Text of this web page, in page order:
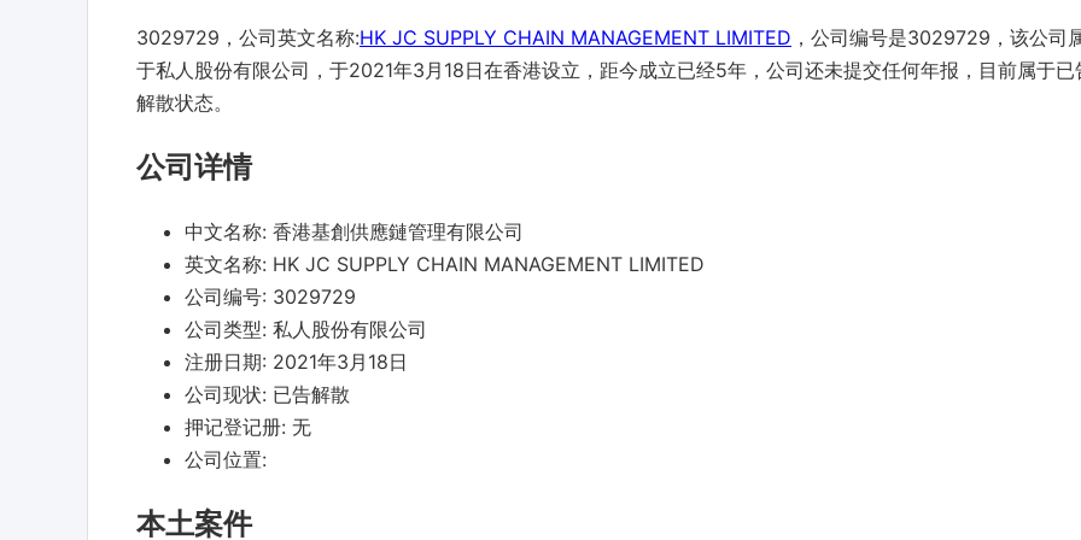
3029729，公司英文名称:HK JC SUPPLY CHAIN MANAGEMENT LIMITED ，公司编号是3029729，该公司
于私人股份有限公司，于2021年3月18日在香港设立，距今成立已经5年，公司还未提交任何年报，目前属于已
解散状态。
公司详情
中文名称: 香港基創供應鏈管理有限公司
英文名称: HK JC SUPPLY CHAIN MANAGEMENT LIMITED
公司编号: 3029729
公司类型: 私人股份有限公司
注册日期: 2021年3月18日
公司现状: 已告解散
押记登记册: 无
公司位置:
本土案件